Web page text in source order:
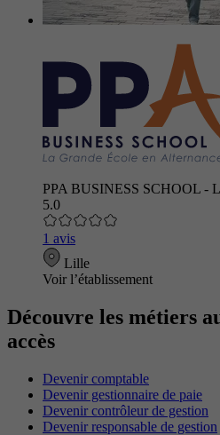
PPA BUSINESS SCHOOL -
5.0
1 avis
Lille
Voir l’établissement
Découvre les métiers
accès
Devenir comptable
Devenir gestionnaire de paie
Devenir contrôleur de gestion
Devenir responsable de gestion